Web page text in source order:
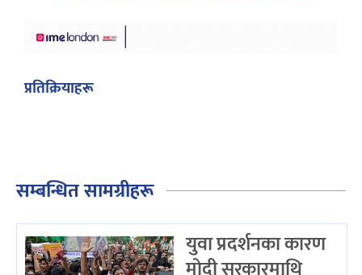
प्रतिक्रियाहरू
सम्बन्धित सामग्रीहरू
युवा प्रदर्शनका कारण